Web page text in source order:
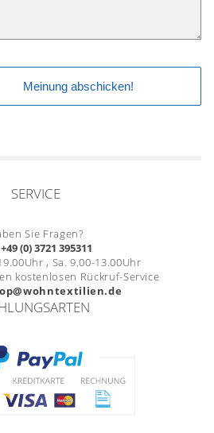
SERVICE
Sie Fragen?
+49 (0) 3721 395311
, Sa. 9.00-13.00Uhr
kostenlosen Rückruf-Service